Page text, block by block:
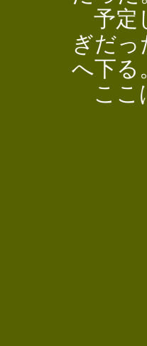
予定
ぎだっ
へ下る
ここ